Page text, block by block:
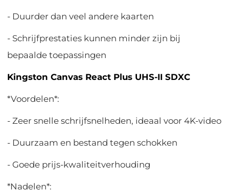
- Duurder dan veel andere kaarten
- Schrijfprestaties kunnen minder zijn bij
bepaalde toepassingen
Kingston Canvas React Plus UHS-II SDXC
*Voordelen*:
- Zeer snelle schrijfsnelheden, ideaal voor 4K-video
- Duurzaam en bestand tegen schokken
- Goede prijs-kwaliteitverhouding
*Nadelen*: